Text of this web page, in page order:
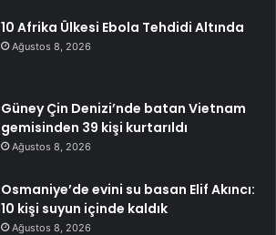
10 Afrika Ülkesi Ebola Tehdidi Altında
Ağustos 8, 2026
Güney Çin Denizi’nde batan Vietnam
gemisinden 39 kişi kurtarıldı
Ağustos 8, 2026
Osmaniye’de evini su basan Elif Akıncı:
10 kişi suyun içinde kaldık
Ağustos 8, 2026